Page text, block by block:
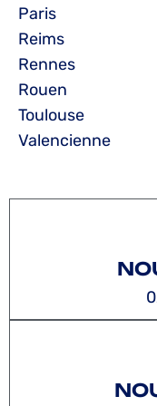
Paris
Reims
Rennes
Rouen
Toulouse
Valencienne